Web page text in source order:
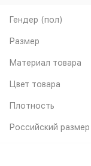
Гендер (пол)
Размер
Материал товара
Цвет товара
Плотность
Российский размер